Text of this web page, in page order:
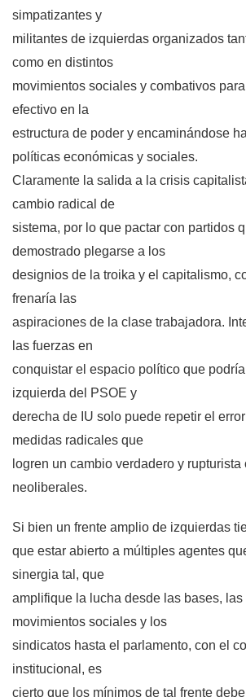
simpatizantes y
militantes de izquierdas organizados
como en distintos
movimientos sociales y combativos
efectivo en la
estructura de poder y encaminándose
políticas económicas y sociales.
Claramente la salida a la crisis
cambio radical de
sistema, por lo que pactar con partidos
demostrado plegarse a los
designios de la troika y el capitalismo,
frenaría las
aspiraciones de la clase trabajadora.
las fuerzas en
conquistar el espacio político que
izquierda del PSOE y
derecha de IU solo puede repetir el
medidas radicales que
logren un cambio verdadero y
neoliberales.
Si bien un frente amplio de izquierdas
que estar abierto a múltiples agentes
sinergia tal, que
amplifique la lucha desde las bases,
movimientos sociales y los
sindicatos hasta el parlamento, con el
institucional, es
cierto que los mínimos de tal frente